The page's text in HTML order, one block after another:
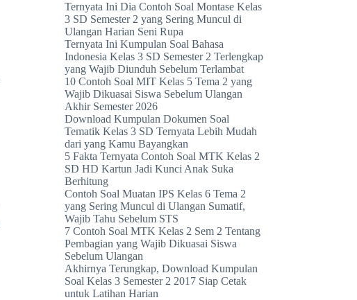
Ternyata Ini Dia Contoh Soal Montase Kelas
3 SD Semester 2 yang Sering Muncul di
Ulangan Harian Seni Rupa
Ternyata Ini Kumpulan Soal Bahasa
Indonesia Kelas 3 SD Semester 2 Terlengkap
yang Wajib Diunduh Sebelum Terlambat
10 Contoh Soal MIT Kelas 5 Tema 2 yang
Wajib Dikuasai Siswa Sebelum Ulangan
Akhir Semester 2026
Download Kumpulan Dokumen Soal
Tematik Kelas 3 SD Ternyata Lebih Mudah
dari yang Kamu Bayangkan
5 Fakta Ternyata Contoh Soal MTK Kelas 2
SD HD Kartun Jadi Kunci Anak Suka
Berhitung
Contoh Soal Muatan IPS Kelas 6 Tema 2
yang Sering Muncul di Ulangan Sumatif,
Wajib Tahu Sebelum STS
7 Contoh Soal MTK Kelas 2 Sem 2 Tentang
Pembagian yang Wajib Dikuasai Siswa
Sebelum Ulangan
Akhirnya Terungkap, Download Kumpulan
Soal Kelas 3 Semester 2 2017 Siap Cetak
untuk Latihan Harian